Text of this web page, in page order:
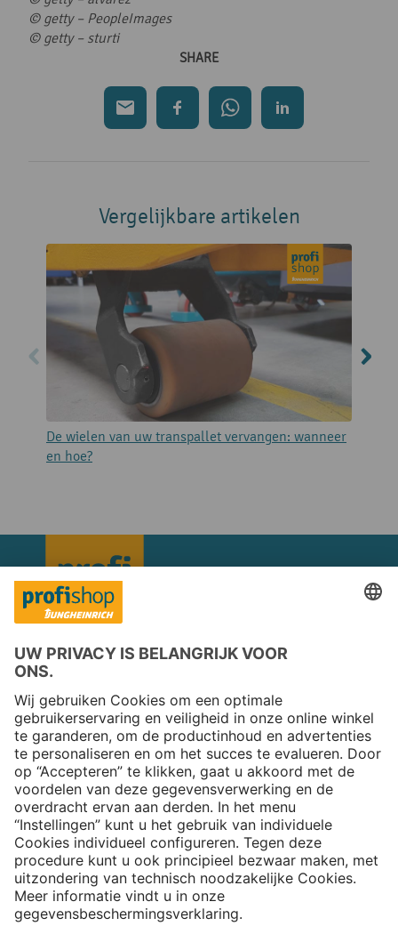
© getty – PeopleImages
© getty – sturti
SHARE
Vergelijkbare artikelen
De wielen van uw transpallet vervangen: wanneer
en hoe?
Copyright © 2026 Jungheinrich PROFISHOP
Nieuwsbrief
Aanmelden →
Over ons